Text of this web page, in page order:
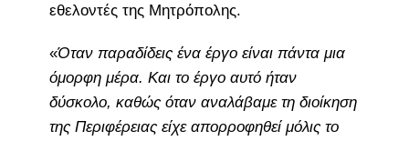
εθελοντές της Μητρόπολης.
«Όταν παραδίδεις ένα έργο είναι πάντα μια
όμορφη μέρα. Και το έργο αυτό ήταν
δύσκολο, καθώς όταν αναλάβαμε τη διοίκηση
της Περιφέρειας είχε απορροφηθεί μόλις το